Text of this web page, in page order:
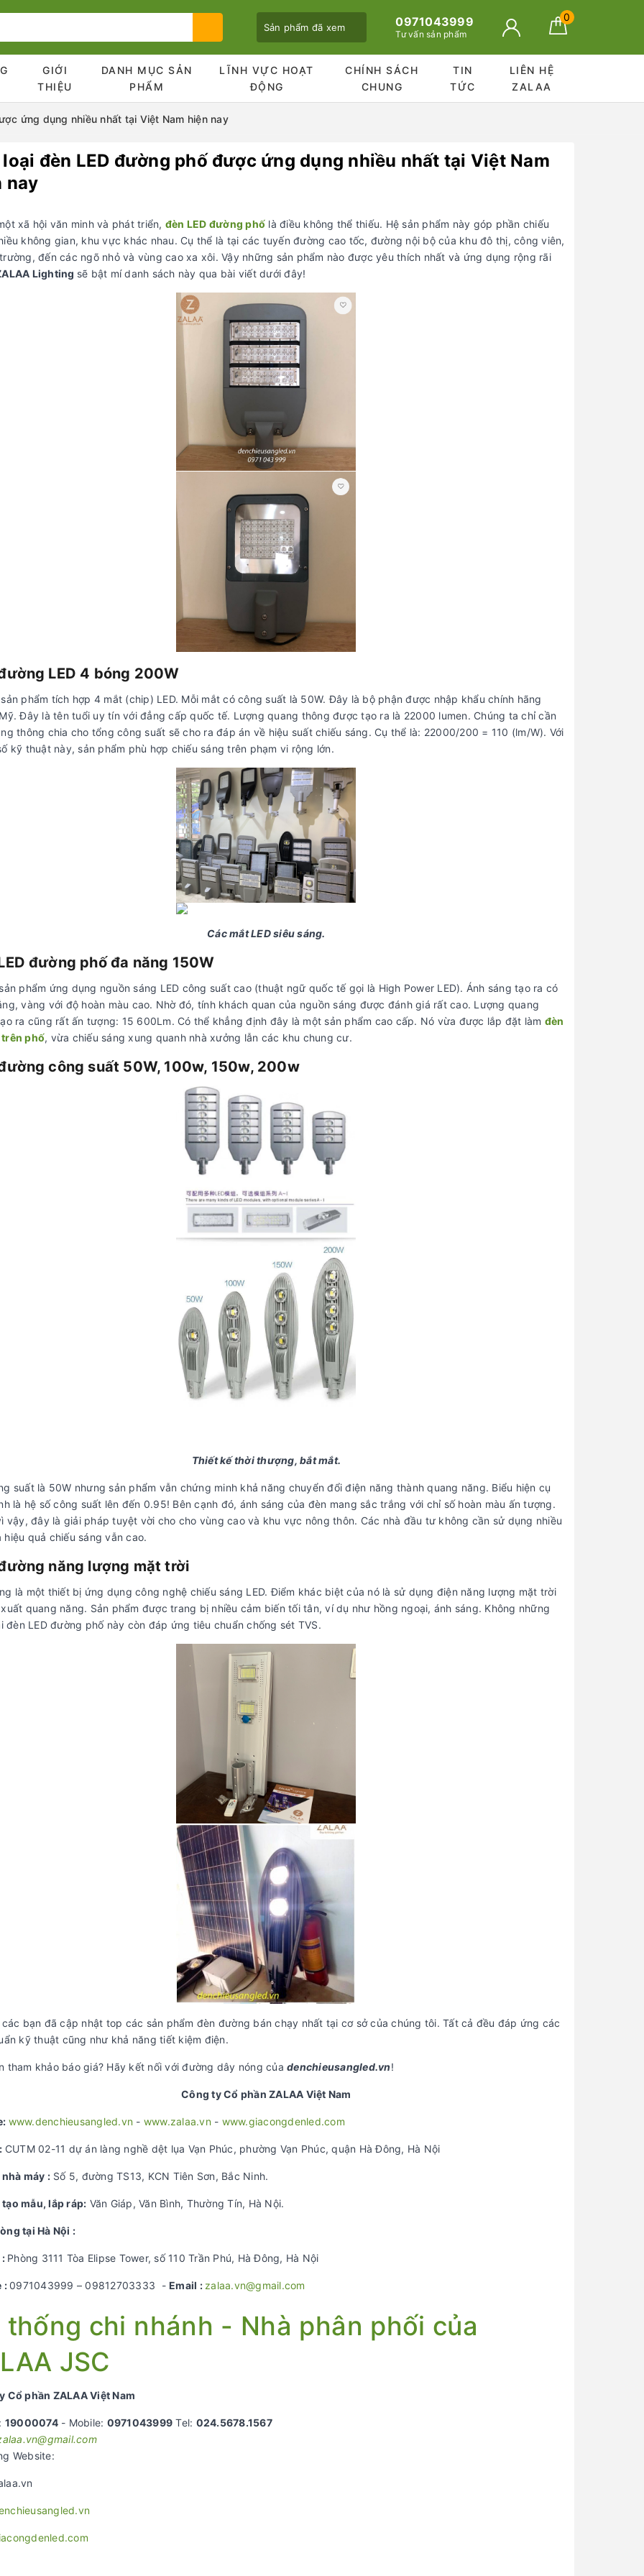
Sản phẩm đã xem
Bạn chưa xem sản phẩm nào
0971043999
Tư vấn sản phẩm
0
GIỚI
THIỆU
DANH MỤC SẢN
PHẨM
LĨNH VỰC HOẠT
ĐỘNG
CHÍNH SÁCH
CHUNG
TIN
TỨC
LIÊN HỆ
ZALAA
ứng dụng nhiều nhất tại Việt Nam hiện nay
loại đèn LED đường phố được ứng dụng nhiều nhất tại Việt Nam
nay
xã hội văn minh và phát triển, đèn LED đường phố là điều không thể thiếu. Hệ sản phẩm này góp phần chiếu
không gian, khu vực khác nhau. Cụ thể là tại các tuyến đường cao tốc, đường nội bộ của khu đô thị, công viên,
đến các ngõ nhỏ và vùng cao xa xôi. Vậy những sản phẩm nào được yêu thích nhất và ứng dụng rộng rãi
Lighting sẽ bật mí danh sách này qua bài viết dưới đây!
LED 4 bóng 200W
phẩm tích hợp 4 mắt (chip) LED. Mỗi mắt có công suất là 50W. Đây là bộ phận được nhập khẩu chính hãng
Đây là tên tuổi uy tín với đẳng cấp quốc tế. Lượng quang thông được tạo ra là 22000 lumen. Chúng ta chỉ cần
thông chia cho tổng công suất sẽ cho ra đáp án về hiệu suất chiếu sáng. Cụ thể là: 22000/200 = 110 (lm/W). Với
kỹ thuật này, sản phẩm phù hợp chiếu sáng trên phạm vi rộng lớn.
Các mắt LED siêu sáng.
đường phố đa năng 150W
phẩm ứng dụng nguồn sáng LED công suất cao (thuật ngữ quốc tế gọi là High Power LED). Ánh sáng tạo ra có
vàng với độ hoàn màu cao. Nhờ đó, tính khách quan của nguồn sáng được đánh giá rất cao. Lượng quang
ra cũng rất ấn tượng: 15 600Lm. Có thể khẳng định đây là một sản phẩm cao cấp. Nó vừa được lắp đặt làm đèn
phố, vừa chiếu sáng xung quanh nhà xưởng lẫn các khu chung cư.
công suất 50W, 100w, 150w, 200w
Thiết kế thời thượng, bắt mắt.
suất là 50W nhưng sản phẩm vẫn chứng minh khả năng chuyển đổi điện năng thành quang năng. Biểu hiện cụ
là hệ số công suất lên đến 0.95! Bên cạnh đó, ánh sáng của đèn mang sắc trắng với chỉ số hoàn màu ấn tượng.
vậy, đây là giải pháp tuyệt vời cho cho vùng cao và khu vực nông thôn. Các nhà đầu tư không cần sử dụng nhiều
hiệu quả chiếu sáng vẫn cao.
năng lượng mặt trời
là một thiết bị ứng dụng công nghệ chiếu sáng LED. Điểm khác biệt của nó là sử dụng điện năng lượng mặt trời
quang năng. Sản phẩm được trang bị nhiều cảm biến tối tân, ví dụ như hồng ngoại, ánh sáng. Không những
đèn LED đường phố này còn đáp ứng tiêu chuẩn chống sét TVS.
các bạn đã cập nhật top các sản phẩm đèn đường bán chạy nhất tại cơ sở của chúng tôi. Tất cả đều đáp ứng các
kỹ thuật cũng như khả năng tiết kiệm điện.
tham khảo báo giá? Hãy kết nối với đường dây nóng của denchieusangled.vn!
Công ty Cổ phần ZALAA Việt Nam
www.denchieusangled.vn - www.zalaa.vn - www.giacongdenled.com
: CUTM 02-11 dự án làng nghề dệt lụa Vạn Phúc, phường Vạn Phúc, quận Hà Đông, Hà Nội
nhà máy :Số 5, đường TS13, KCN Tiên Sơn, Bắc Ninh.
tạo mẫu, lắp ráp: Văn Giáp, Văn Bình, Thường Tín, Hà Nội.
tại Hà Nội :
: Phòng 3111 Tòa Elipse Tower, số 110 Trần Phú, Hà Đông, Hà Nội
:0971043999 – 09812703333 - Email : zalaa.vn@gmail.com
thống chi nhánh - Nhà phân phối của
JSC
Cổ phần ZALAA Việt Nam
19000074- Mobile: 0971043999 Tel: 024.5678.1567
Website: